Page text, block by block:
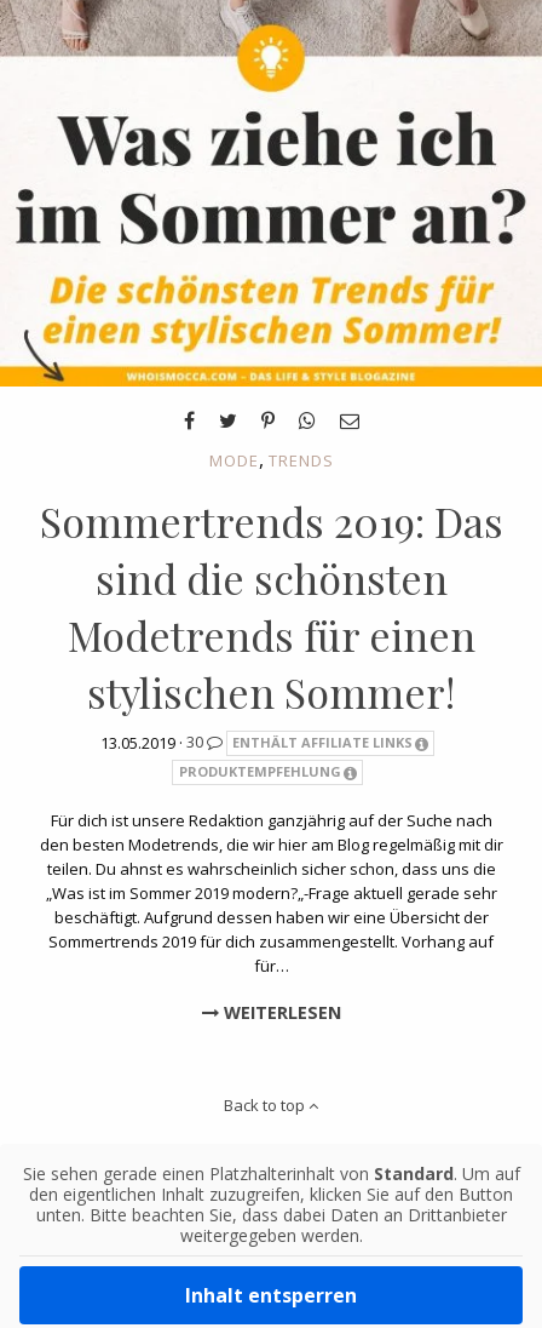
MODE, TRENDS
Sommertrends 2019: Das
sind die schönsten
Modetrends für einen
stylischen Sommer!
13.05.2019 · 30
ENTHÄLT AFFILIATE LINKS
PRODUKTEMPFEHLUNG
Für dich ist unsere Redaktion ganzjährig auf der Suche nach
den besten Modetrends, die wir hier am Blog regelmäßig mit dir
teilen. Du ahnst es wahrscheinlich sicher schon, dass uns die
„Was ist im Sommer 2019 modern?„-Frage aktuell gerade sehr
beschäftigt. Aufgrund dessen haben wir eine Übersicht der
Sommertrends 2019 für dich zusammengestellt. Vorhang auf
für…
WEITERLESEN
Back to top
Sie sehen gerade einen Platzhalterinhalt von Standard. Um auf
den eigentlichen Inhalt zuzugreifen, klicken Sie auf den Button
unten. Bitte beachten Sie, dass dabei Daten an Drittanbieter
weitergegeben werden.
Inhalt entsperren